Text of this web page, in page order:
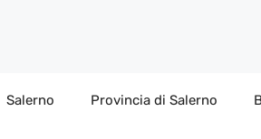
Salerno Provincia di Salerno